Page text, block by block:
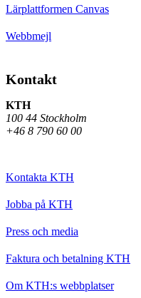
Lärplattformen Canvas
Webbmejl
Kontakt
KTH
100 44 Stockholm
+46 8 790 60 00
Kontakta KTH
Jobba på KTH
Press och media
Faktura och betalning KTH
Om KTH:s webbplatser